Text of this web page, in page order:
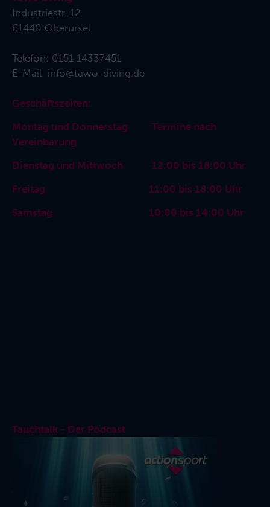
Industriestr. 12
61440 Oberursel
Telefon: 0151 14337451
E-Mail: info@tawo-diving.de
Geschäftszeiten:
Montag und Donnerstag Termine nach
Vereinbarung
Dienstag und Mittwoch 12:00 bis 18:00 Uhr
Freitag 11:00 bis 18:00 Uhr
Samstag 10:00 bis 14:00 Uhr
Tauchtalk - Der Podcast